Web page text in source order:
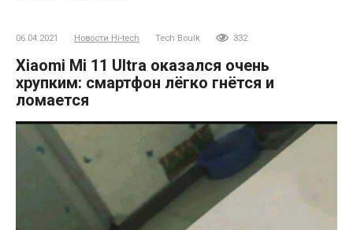
06.04.2021 Новости Hi-tech Tech Boulk 332
Xiaomi Mi 11 Ultra оказался очень
хрупким: смартфон лёгко гнётся и
ломается